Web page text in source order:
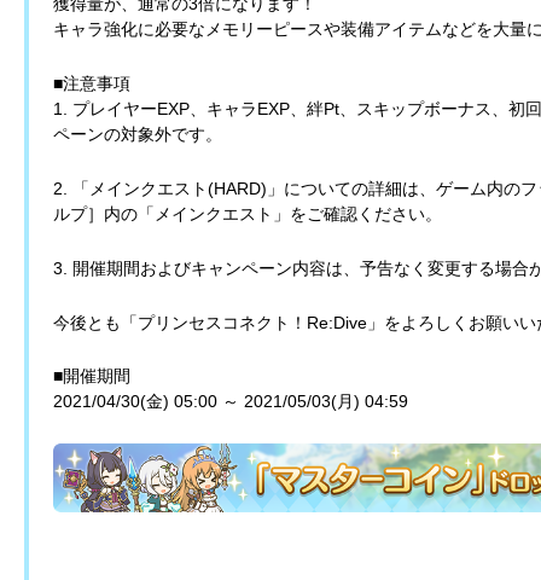
獲得量が、通常の3倍になります！
キャラ強化に必要なメモリーピースや装備アイテムなどを大量
■注意事項
1. プレイヤーEXP、キャラEXP、絆Pt、スキップボーナス、
ペーンの対象外です。
2. 「メインクエスト(HARD)」についての詳細は、ゲーム内の
ルプ］内の「メインクエスト」をご確認ください。
3. 開催期間およびキャンペーン内容は、予告なく変更する場合
今後とも「プリンセスコネクト！Re:Dive」をよろしくお願いい
■開催期間
2021/04/30(金) 05:00 ～ 2021/05/03(月) 04:59